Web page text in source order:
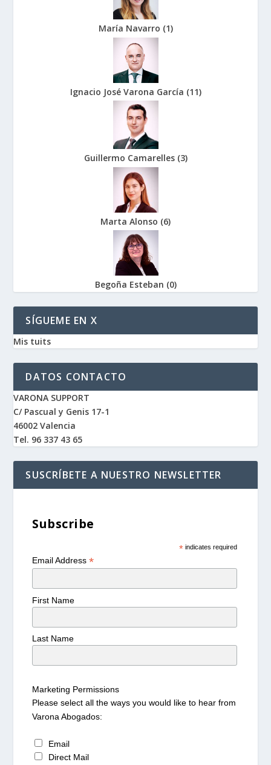
María Navarro (1)
Ignacio José Varona García (11)
Guillermo Camarelles (3)
Marta Alonso (6)
Begoña Esteban (0)
SÍGUEME EN X
Mis tuits
DATOS CONTACTO
VARONA SUPPORT
C/ Pascual y Genis 17-1
46002 Valencia
Tel. 96 337 43 65
SUSCRÍBETE A NUESTRO NEWSLETTER
Subscribe
*indicates required
Email Address*
First Name
Last Name
Marketing Permissions
Please select all the ways you would like to hear from
Varona Abogados:
Email
Direct Mail